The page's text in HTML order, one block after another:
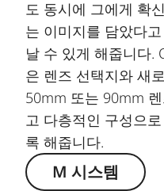
도 동시에 그에게 확
는 이미지를 담았다
날 수 있게 해줍니다.
은 렌즈 선택지와 새
50mm 또는 90mm
고 다층적인 구성으
록 해줍니다.
M 시스템